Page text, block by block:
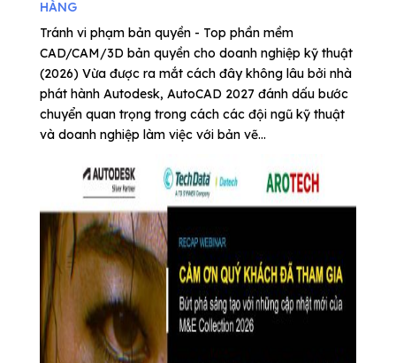
HÀNG
Tránh vi phạm bản quyền - Top phần mềm
CAD/CAM/3D bản quyền cho doanh nghiệp kỹ thuật
(2026) Vừa được ra mắt cách đây không lâu bởi nhà
phát hành Autodesk, AutoCAD 2027 đánh dấu bước
chuyển quan trọng trong cách các đội ngũ kỹ thuật
và doanh nghiệp làm việc với bản vẽ...